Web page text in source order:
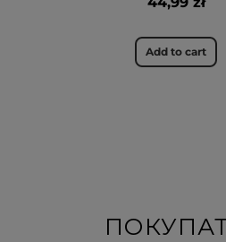
Add to cart